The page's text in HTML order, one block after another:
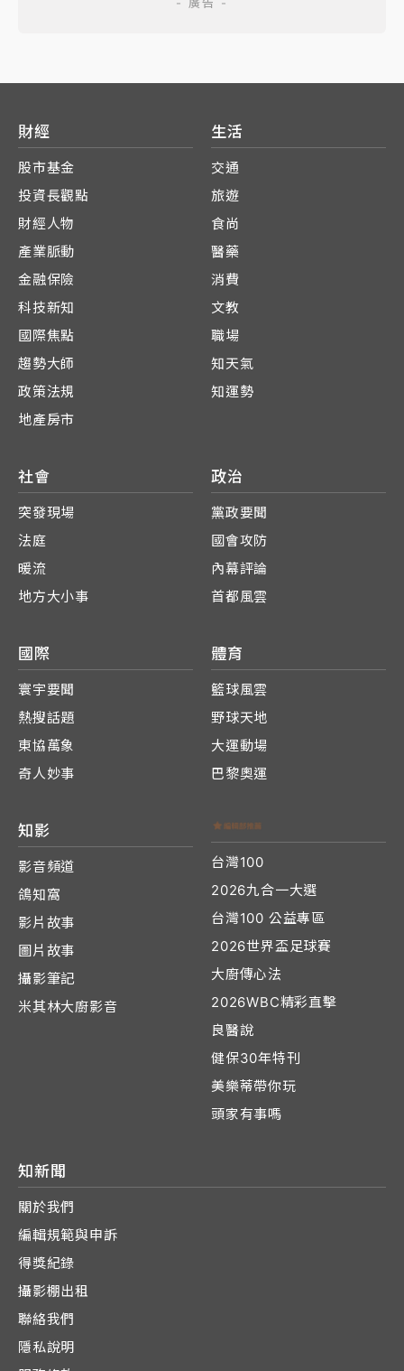
財經
股市基金
投資長觀點
財經人物
產業脈動
金融保險
科技新知
國際焦點
趨勢大師
政策法規
地產房市
生活
交通
旅遊
食尚
醫藥
消費
文教
職場
知天氣
知運勢
社會
突發現場
法庭
暖流
地方大小事
政治
黨政要聞
國會攻防
內幕評論
首都風雲
國際
寰宇要聞
熱搜話題
東協萬象
奇人妙事
體育
籃球風雲
野球天地
大運動場
巴黎奧運
知影
影音頻道
鴿知窩
影片故事
圖片故事
攝影筆記
米其林大廚影音
台灣100
2026九合一大選
台灣100 公益專區
2026世界盃足球賽
大廚傳心法
2026WBC精彩直擊
良醫說
健保30年特刊
美樂蒂帶你玩
頭家有事嗎
知新聞
關於我們
編輯規範與申訴
得獎紀錄
攝影棚出租
聯絡我們
隱私說明